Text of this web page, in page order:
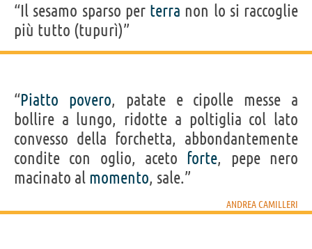
“Il sesamo sparso per terra non lo si raccoglie
più tutto (tupurì)”
“Piatto povero, patate e cipolle messe a
bollire a lungo, ridotte a poltiglia col lato
convesso della forchetta, abbondantemente
condite con oglio, aceto forte, pepe nero
macinato al momento, sale.”
ANDREA CAMILLERI